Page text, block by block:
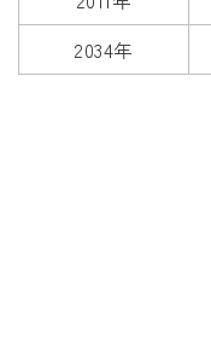
2034年